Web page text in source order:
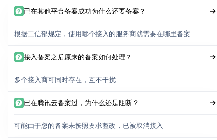
已在其他平台备案成功为什么还要备案？
根据工信部规定，使用哪个接入的服务商就需要在哪里备案
接入备案之后原来的备案如何处理？
多个接入商可同时存在，互不干扰
已在腾讯云备案过，为什么还是阻断？
可能由于您的备案未按照要求整改，已被取消接入